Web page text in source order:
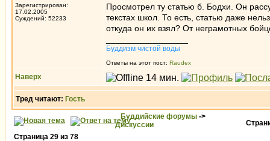
Зарегистрирован:
17.02.2005
Суждений: 52233
Просмотрел ту статью б. Бодхи. Он
текстах школ. То есть, статью даже
откуда он их взял? От неграмотных
Буддизм чистой воды
Ответы на этот пост: Raudex
Наверх
Тред читают: Гость
Буддийские форумы ->
Дискуссии
Страница 29 из 78